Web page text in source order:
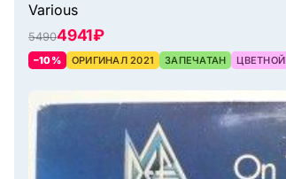
Various
54904941 ₽
–10% ОРИГИНАЛ 2021 ЗАПЕЧАТАН ЦВЕТНОЙ